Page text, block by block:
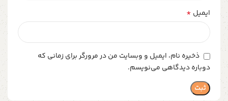
ایمیل *
ذخیره نام، ایمیل و وبسایت من در مرورگر برای زمانی که
دوباره دیدگاهی می‌نویسم.